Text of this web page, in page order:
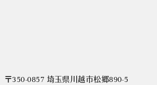
〒350-0857 埼玉県川越市松郷890-5